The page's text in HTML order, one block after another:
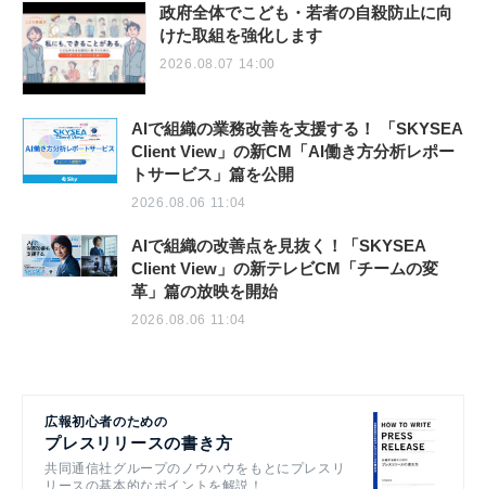
政府全体でこども・若者の自殺防止に向
けた取組を強化します
2026.08.07 14:00
AIで組織の業務改善を支援する！ 「SKYSEA
Client View」の新CM「AI働き方分析レポー
トサービス」篇を公開
2026.08.06 11:04
AIで組織の改善点を見抜く！「SKYSEA
Client View」の新テレビCM「チームの変
革」篇の放映を開始
2026.08.06 11:04
広報初心者のための
プレスリリースの書き方
共同通信社グループのノウハウをもとにプレスリ
リースの基本的なポイントを解説！